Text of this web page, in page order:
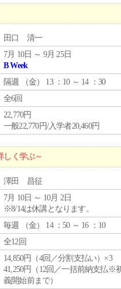
田口 清一
7月 10日 ～ 9月 25日
B Week
隔週 （金） 13 ：10 ～ 14 ：30
全6回
22,770円
一般22,770円/入学者20,460円
く学ぶ～
澤田 昌征
7月 10日 ～ 10月 2日
※8/14は休講となります。
毎週 （金） 14 ：50 ～ 16 ：10
全12回
14,850円（4回／分割支払い）×3
41,250円（12回／一括前納支払※
義開始前まで）